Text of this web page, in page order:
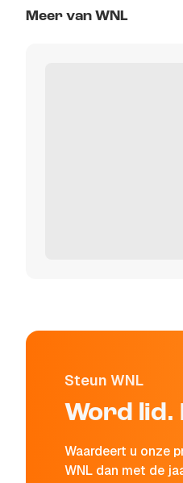
Meer van WNL
Steun WNL
Word lid.
Waardeert u onze
WNL dan met de